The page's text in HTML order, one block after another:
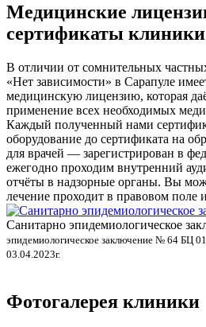
Медицинские
сертификаты клиники
В отличии от сомнительных
«Нет зависимости» в Сарапуле
медицинскую лицензию, которая
применение всех необходимых
Каждый полученный нами
оборудование до сертификата на
для врачей — зарегистрирован в
ежегодно проходим внутренний
отчёты в надзорные органы. Вы
лечение проходит в правовом
Санитарно эпидемиологическое
эпидемиологическое заключение № 64 БЦ
03.04.2023г.
Фотогалерея клиники